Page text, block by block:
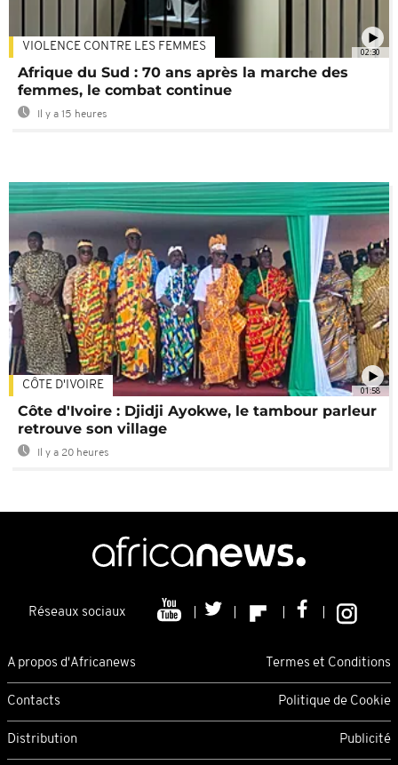
02:30
VIOLENCE CONTRE LES FEMMES
Afrique du Sud : 70 ans après la marche des
femmes, le combat continue
Il y a 15 heures
01:58
CÔTE D'IVOIRE
Côte d'Ivoire : Djidji Ayokwe, le tambour parleur
retrouve son village
Il y a 20 heures
Réseaux sociaux
A propos d'Africanews Termes et Conditions
Contacts Politique de Cookie
Distribution Publicité